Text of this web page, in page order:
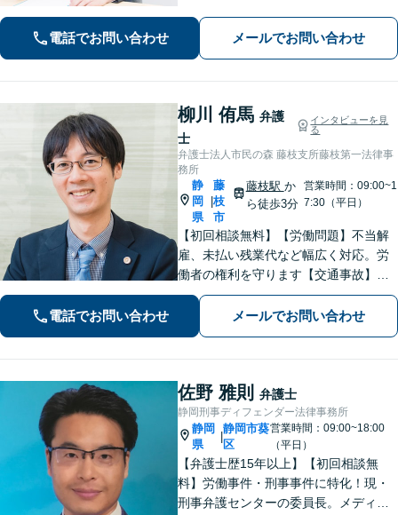
ションを取りながらお話を進めてまい
ります【法テラス利用可】【藤枝市役
電話でお問い合わせ メールでお問い合わせ
柳川 侑馬 弁護
士
インタビューを見
る
弁護士法人市民の森 藤枝支所藤枝第一法律事
務所
静
岡
県
藤
枝
市
藤枝駅 か
ら徒歩3分
営業時間：09:00~1
7:30（平日）
【初回相談無料】【労働問題】不当解
雇、未払い残業代など幅広く対応。労
働者の権利を守ります【交通事故】保
険会社との交渉もお任せ。事故後の不
安な気持ちに寄り添う丁寧な対応【男
女問題】シングルマザーの法律相談は
電話でお問い合わせ メールでお問い合わせ
佐野 雅則 弁護士
静岡刑事ディフェンダー法律事務所
静岡
県
静岡市葵
区
営業時間：09:00~18:00
（平日）
【弁護士歴15年以上】【初回相談無
料】労働事件・刑事事件に特化！現・
刑事弁護センターの委員長。メディア